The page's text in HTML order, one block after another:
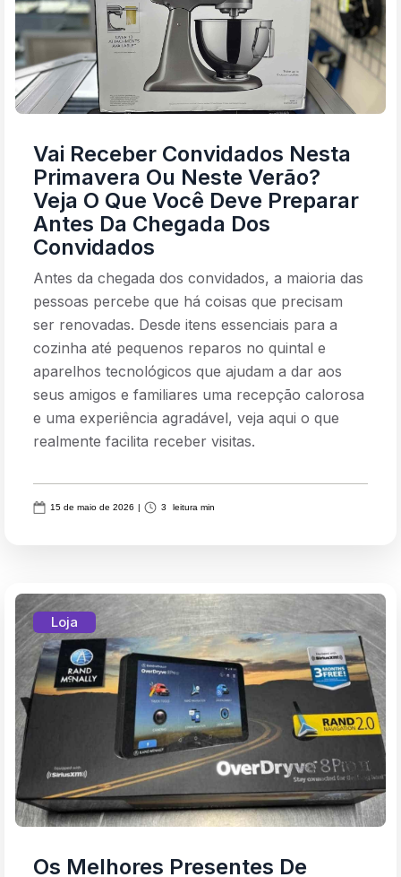
Vai Receber Convidados Nesta
Primavera Ou Neste Verão?
Veja O Que Você Deve Preparar
Antes Da Chegada Dos
Convidados
Antes da chegada dos convidados, a maioria das
pessoas percebe que há coisas que precisam
ser renovadas. Desde itens essenciais para a
cozinha até pequenos reparos no quintal e
aparelhos tecnológicos que ajudam a dar aos
seus amigos e familiares uma recepção calorosa
e uma experiência agradável, veja aqui o que
realmente facilita receber visitas.
15 de maio de 2026 3 leitura min
Loja
Os Melhores Presentes De